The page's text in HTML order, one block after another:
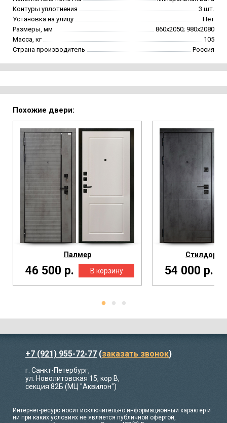
Контуры уплотнения
3 шт.
Установка на улицу
Нет
Размеры, мм
860х2050; 980х2080
Масса, кг
105
Страна производитель
Россия
Похожие двери:
Палмер
46 500 р.
Стилдорс
54 000 р.
+7 (921) 955-72-77 (заказать звонок)
г. Санкт-Петербург,
ул. Новолитовская 15, кор В,
секция 82Б (МЦ "Аквилон")
Интернет-ресурс носит исключительно информационный характер и
ни при каких условиях не является публичной офертой,